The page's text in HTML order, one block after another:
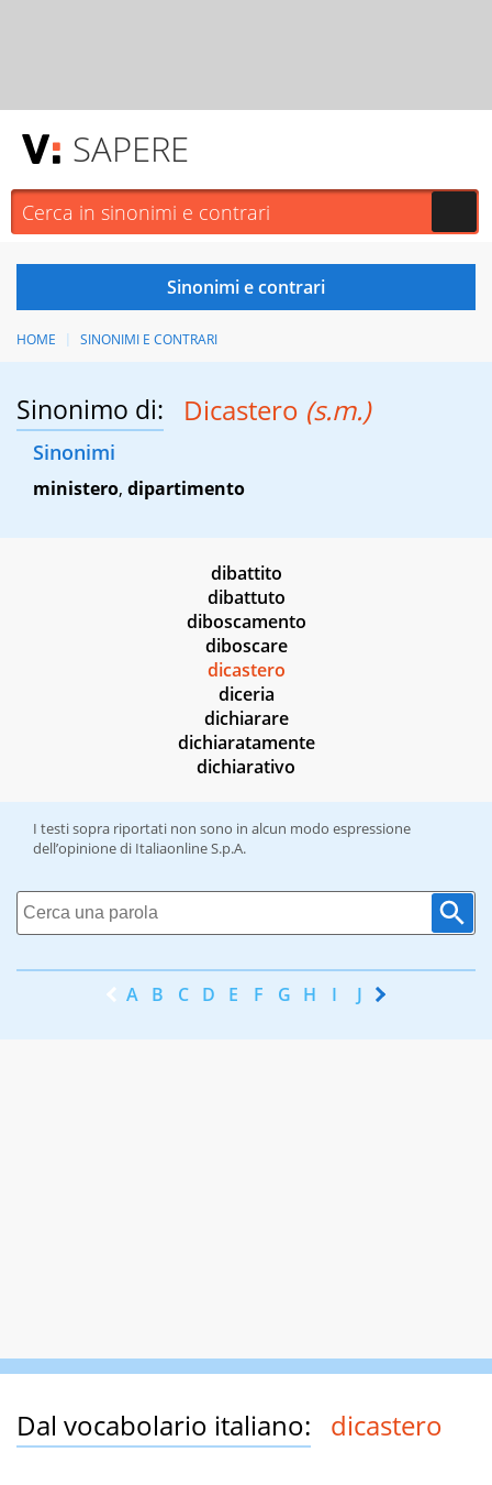
SAPERE
HOME SINONIMI E CONTRARI
Sinonimo di: Dicastero (s.m.)
Sinonimi
ministero, dipartimento
dibattito
dibattuto
diboscamento
diboscare
dicastero
diceria
dichiarare
dichiaratamente
dichiarativo
I testi sopra riportati non sono in alcun modo espressione
dell’opinione di Italiaonline S.p.A.
A B C D E F G H I J K
Dal vocabolario italiano: dicastero